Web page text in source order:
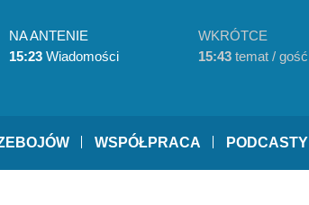
NA ANTENIE
15:23 Wiadomości
WKRÓTCE
15:43 temat / gość
WSPÓŁPRACA PODCASTY